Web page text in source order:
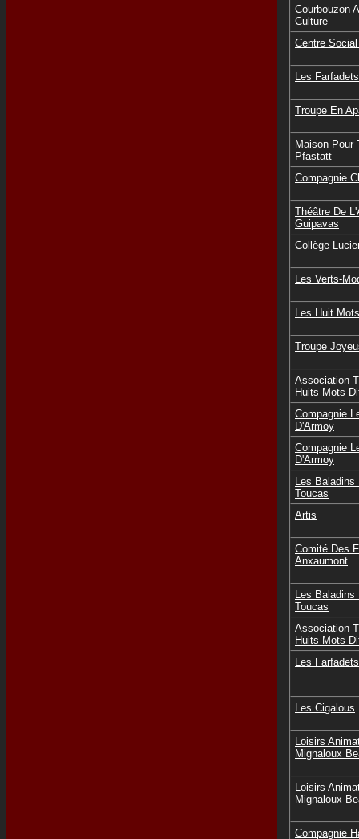
Courbouzon
Culture
Centre
Les
Troupe En
Maison Pour
Pfastatt
Compagnie
Théâtre De
Guipavas
Collège
Les Verts-
Les Huit
Troupe
Association
Huits Mots
Compagnie
D'Armoy
Compagnie
D'Armoy
Les
Toucas
Artis
Comité Des
Anxaumont
Les
Toucas
Association
Huits Mots
Les
Les Cigalous
Loisirs
Mignaloux
Loisirs
Mignaloux
Compagnie